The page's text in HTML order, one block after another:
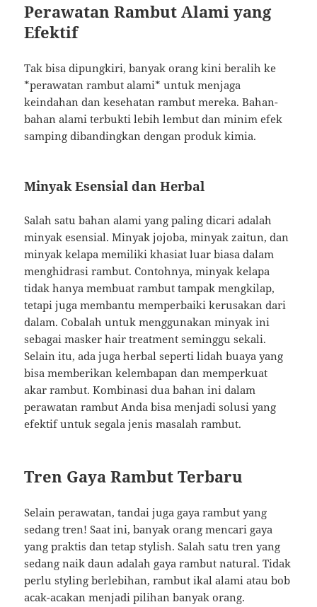
Perawatan Rambut Alami yang
Efektif
Tak bisa dipungkiri, banyak orang kini beralih ke
*perawatan rambut alami* untuk menjaga
keindahan dan kesehatan rambut mereka. Bahan-
bahan alami terbukti lebih lembut dan minim efek
samping dibandingkan dengan produk kimia.
Minyak Esensial dan Herbal
Salah satu bahan alami yang paling dicari adalah
minyak esensial. Minyak jojoba, minyak zaitun, dan
minyak kelapa memiliki khasiat luar biasa dalam
menghidrasi rambut. Contohnya, minyak kelapa
tidak hanya membuat rambut tampak mengkilap,
tetapi juga membantu memperbaiki kerusakan dari
dalam. Cobalah untuk menggunakan minyak ini
sebagai masker hair treatment seminggu sekali.
Selain itu, ada juga herbal seperti lidah buaya yang
bisa memberikan kelembapan dan memperkuat
akar rambut. Kombinasi dua bahan ini dalam
perawatan rambut Anda bisa menjadi solusi yang
efektif untuk segala jenis masalah rambut.
Tren Gaya Rambut Terbaru
Selain perawatan, tandai juga gaya rambut yang
sedang tren! Saat ini, banyak orang mencari gaya
yang praktis dan tetap stylish. Salah satu tren yang
sedang naik daun adalah gaya rambut natural. Tidak
perlu styling berlebihan, rambut ikal alami atau bob
acak-acakan menjadi pilihan banyak orang.